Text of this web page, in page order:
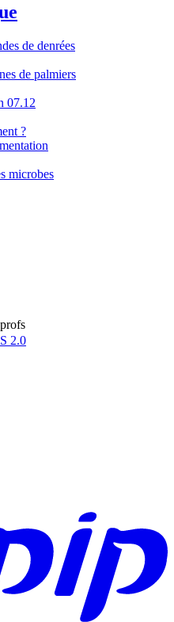
de denrées
de palmiers
07.12
?
microbes
2.0